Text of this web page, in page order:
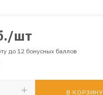
/шт
до 12 бонусных баллов
В КОРЗИНУ